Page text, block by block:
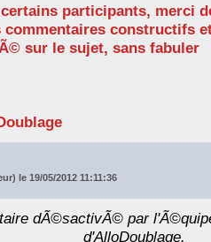
participants, merci
commentaires constructifs
sur le sujet, sans
le 19/05/2012 11:11:36
dÃ©sactivÃ© par
d'AlloDoublage.